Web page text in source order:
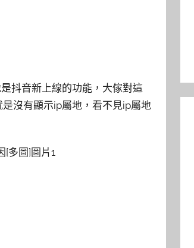
抖音新上線的功能，大傢對這
沒有顯示ip屬地，看不見ip屬地